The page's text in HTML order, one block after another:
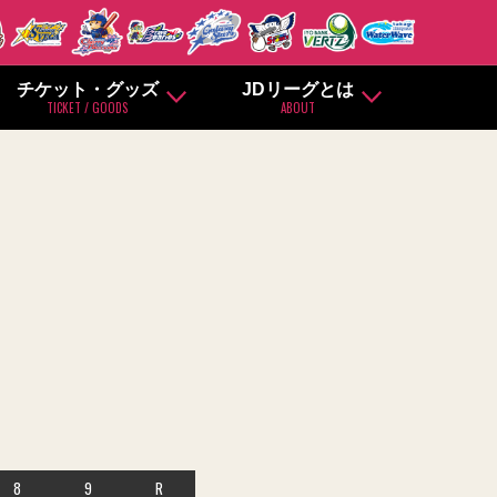
チケット・グッズ
TICKET / GOODS
JDリーグとは
ABOUT
8 9 R